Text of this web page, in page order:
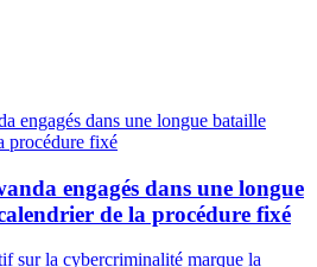
engagés dans une longue
de la procédure fixé